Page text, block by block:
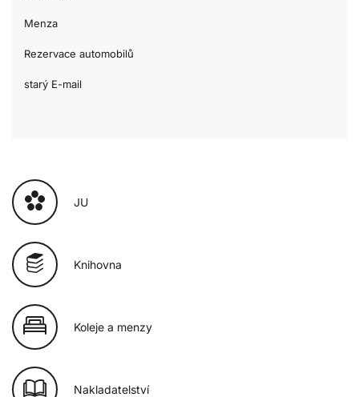
Menza
Rezervace automobilů
starý E-mail
JU
Knihovna
Koleje a menzy
Nakladatelství